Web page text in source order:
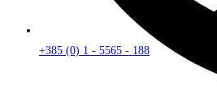
+385 (0) 1 - 5565 - 188